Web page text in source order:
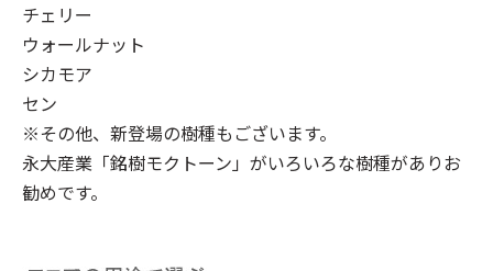
チェリー
ウォールナット
シカモア
セン
※その他、新登場の樹種もございます。
永大産業「銘樹モクトーン」 がいろいろな樹種がありお
勧めです。